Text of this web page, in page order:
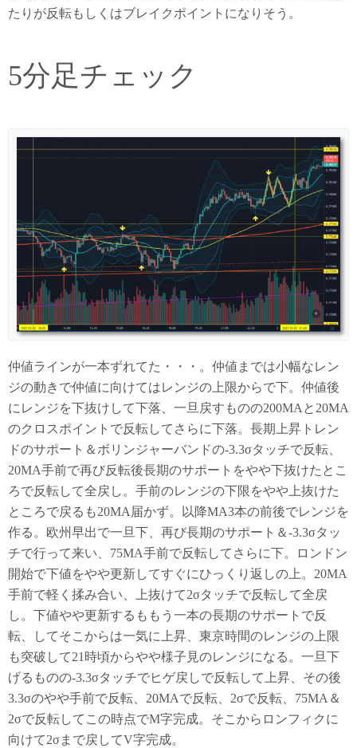
たりが反転もしくはブレイクポイントになりそう。
5分足チェック
仲値ラインが一本ずれてた・・・。仲値までは小幅なレン
ジの動きで仲値に向けてはレンジの上限からで下。仲値後
にレンジを下抜けして下落、一旦戻すものの200MAと20MA
のクロスポイントで反転してさらに下落。長期上昇トレン
ドのサポート＆ボリンジャーバンドの-3.3σタッチで反転、
20MA手前で再び反転後長期のサポートをやや下抜けたとこ
ろで反転して全戻し。手前のレンジの下限をやや上抜けた
ところで戻るも20MA届かず。以降MA3本の前後でレンジを
作る。欧州早出で一旦下、再び長期のサポート＆-3.3σタッ
チで行って来い、75MA手前で反転してさらに下。ロンドン
開始で下値をやや更新してすぐにひっくり返しの上。20MA
手前で軽く揉み合い、上抜けて2σタッチで反転して全戻
し。下値やや更新するももう一本の長期のサポートで反
転、してそこからは一気に上昇、東京時間のレンジの上限
も突破して21時頃からやや様子見のレンジになる。一旦下
げるものの-3.3σタッチでヒゲ戻しで反転して上昇、その後
3.3σのやや手前で反転、20MAで反転、2σで反転、75MA＆
2σで反転してこの時点でM字完成。そこからロンフィクに
向けて2σまで戻してV字完成。